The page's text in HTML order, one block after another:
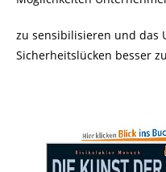
zu sensibilisieren und das
Sicherheitslücken besser